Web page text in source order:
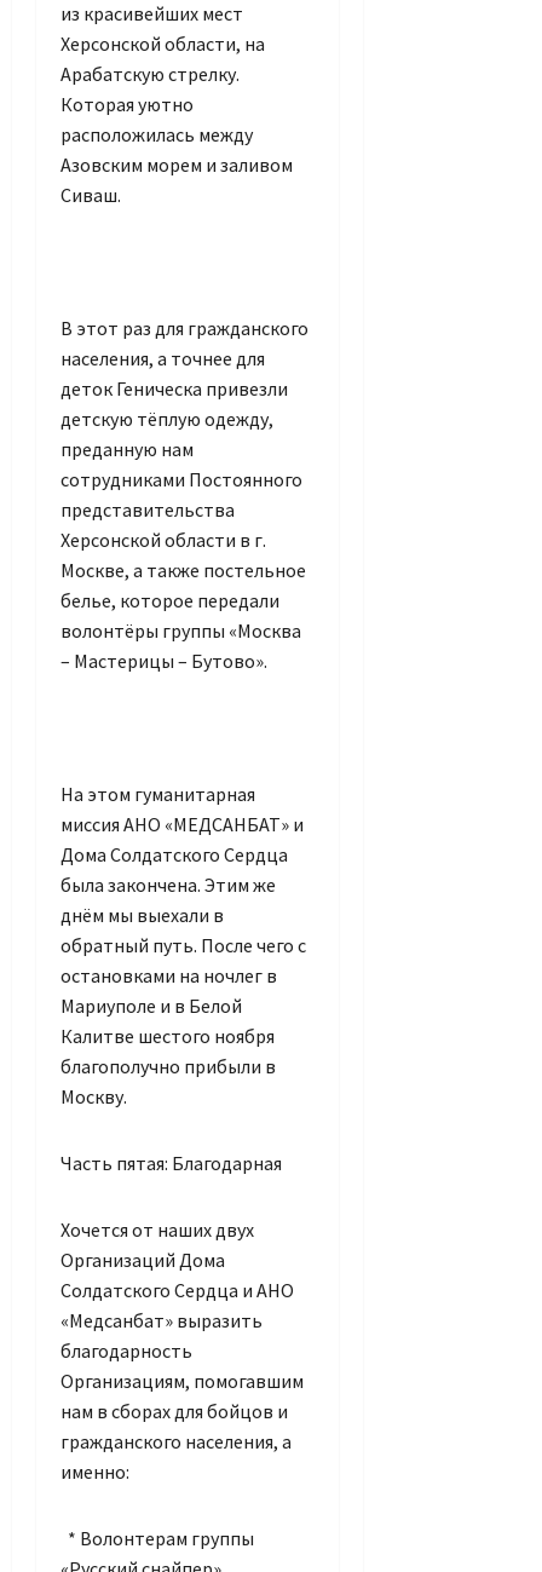
из красивейших мест
Херсонской области, на
Арабатскую стрелку.
Которая уютно
расположилась между
Азовским морем и заливом
Сиваш.
В этот раз для гражданского
населения, а точнее для
деток Геническа привезли
детскую тёплую одежду,
преданную нам
сотрудниками Постоянного
представительства
Херсонской области в г.
Москве, а также постельное
белье, которое передали
волонтёры группы «Москва
– Мастерицы – Бутово».
На этом гуманитарная
миссия АНО «МЕДСАНБАТ» и
Дома Солдатского Сердца
была закончена. Этим же
днём мы выехали в
обратный путь. После чего с
остановками на ночлег в
Мариуполе и в Белой
Калитве шестого ноября
благополучно прибыли в
Москву.
Часть пятая: Благодарная
Хочется от наших двух
Организаций Дома
Солдатского Сердца и АНО
«Медсанбат» выразить
благодарность
Организациям, помогавшим
нам в сборах для бойцов и
гражданского населения, а
именно:
* Волонтерам группы